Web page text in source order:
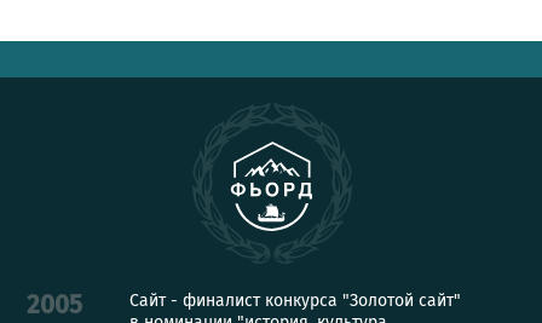
2005
Сайт - финалист конкурса "Золотой сайт"